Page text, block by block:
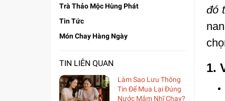
Trà Thảo Mộc Hùng Phát
Tin Tức
Món Chay Hàng Ngày
TIN LIÊN QUAN
Làm Sao Lưu Thông
Tin Để Mua Lại Đúng
Nước Mắm Nhĩ Chay?
đó
1.